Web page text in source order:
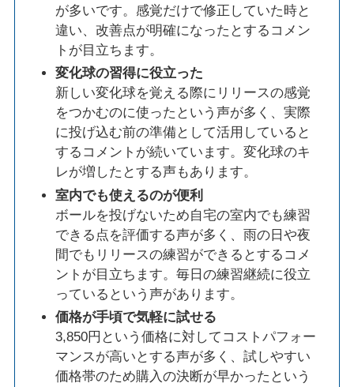
が多いです。感覚だけで修正していた時と
違い、改善点が明確になったとするコメン
トが目立ちます。
変化球の習得に役立った
新しい変化球を覚える際にリリースの感覚
をつかむのに使ったという声が多く、実際
に投げ込む前の準備として活用していると
するコメントが続いています。変化球のキ
レが増したとする声もあります。
室内でも使えるのが便利
ボールを投げないため自宅の室内でも練習
できる点を評価する声が多く、雨の日や夜
間でもリリースの練習ができるとするコメ
ントが目立ちます。毎日の練習継続に役立
っているという声があります。
価格が手頃で気軽に試せる
3,850円という価格に対してコストパフォー
マンスが高いとする声が多く、試しやすい
価格帯のため購入の決断が早かったという